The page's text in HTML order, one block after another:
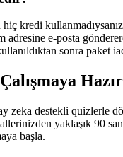
hiç kredi
adresine e-posta
sonra paket
Hazır
zeka destekli quizlerle
yaklaşık 90
başla.